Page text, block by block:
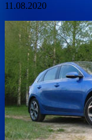
11.08.2020